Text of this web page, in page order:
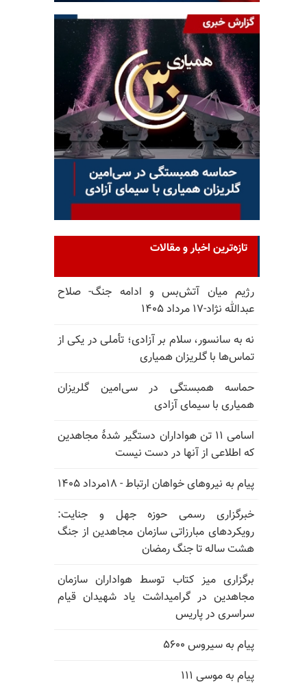
تازه‌ترین اخبار و مقالات
رژیم میان آتش‌بس و ادامه جنگ- صلاح
عبدالله نژاد-۱۷ مرداد ۱۴۰۵
نه به سانسور، سلام بر آزادی؛ تأملی در یکی از
تماس‌ها با گلریزان همیاری
حماسه همبستگی در سی‌امین گلریزان
همیاری با سیمای آزادی
اسامی ۱۱ تن هواداران دستگیر شدهٔ مجاهدین
که اطلاعی از آنها در دست نیست
پیام به نیروهای خواهان ارتباط - ۱۸مرداد ۱۴۰۵
خبرگزاری رسمی حوزه جهل و جنایت:
رویکردهای مبارزاتی سازمان مجاهدین از جنگ
هشت ساله تا جنگ رمضان
برگزاری میز کتاب توسط هواداران سازمان
مجاهدین در گرامیداشت یاد شهیدان قیام
سراسری در پاریس
پیام به سیروس ۵۶۰۰
پیام به موسی ۱۱۱